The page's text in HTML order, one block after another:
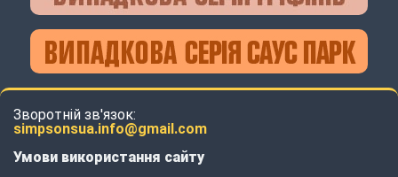
Зворотній зв'язок:
simpsonsua.info@gmail.com
Умови використання сайту